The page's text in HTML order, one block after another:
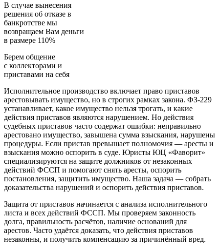
В случае вынесения
решения об отказе в
банкротстве мы
возвращаем Вам деньги
в размере 110%
Берем общение
с коллекторами и
приставами на себя
Исполнительное производство включает право приставов
арестовывать имущество, но в строгих рамках закона. ФЗ-229
устанавливает, какое имущество нельзя трогать, и какие
действия приставов являются нарушением. Но действия
судебных приставов часто содержат ошибки: неправильно
арестовано имущество, завышена сумма взыскания, нарушены
процедуры. Если пристав превышает полномочия — аресты и
взыскания можно оспорить в суде. Юристы ЮЦ «Фаворит»
специализируются на защите должников от незаконных
действий ФССП и помогают снять аресты, оспорить
постановления, защитить имущество. Наша задача — собрать
доказательства нарушений и оспорить действия приставов.
Защита от приставов начинается с анализа исполнительного
листа и всех действий ФССП. Мы проверяем законность
долга, правильность расчётов, наличие оснований для
арестов. Часто удаётся доказать, что действия приставов
незаконны, и получить компенсацию за причинённый вред.